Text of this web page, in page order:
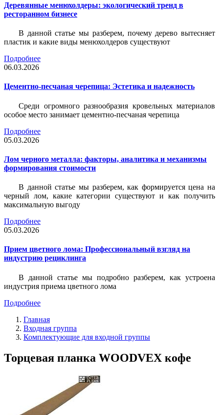
Деревянные менюхолдеры: экологический тренд в
ресторанном бизнесе
В данной статье мы разберем, почему дерево вытесняет
пластик и какие виды менюхолдеров существуют
Подробнее
06.03.2026
Цементно-песчаная черепица: Эстетика и надежность
Среди огромного разнообразия кровельных материалов
особое место занимает цементно-песчаная черепица
Подробнее
05.03.2026
Лом черного металла: факторы, аналитика и механизмы
формирования стоимости
В данной статье мы разберем, как формируется цена на
черный лом, какие категории существуют и как получить
максимальную выгоду
Подробнее
05.03.2026
Прием цветного лома: Профессиональный взгляд на
индустрию рециклинга
В данной статье мы подробно разберем, как устроена
индустрия приема цветного лома
Подробнее
Главная
Входная группа
Комплектующие для входной группы
Торцевая планка WOODVEX кофе